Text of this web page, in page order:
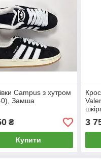
Campus з хутром
Замша
₴
Купити
3